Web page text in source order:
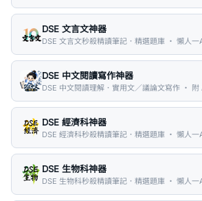
DSE 文言文神器
DSE 文言文秒殺精讀筆記．精選題庫 ・ 懶人一
DSE 中文閱讀寫作神器
DSE 中文閱讀理解．實用文／議論文寫作 ・ 附
DSE 經濟科神器
DSE 經濟科秒殺精讀筆記．精選題庫 ・ 懶人一
DSE 生物科神器
DSE 生物科秒殺精讀筆記．精選題庫 ・ 懶人一